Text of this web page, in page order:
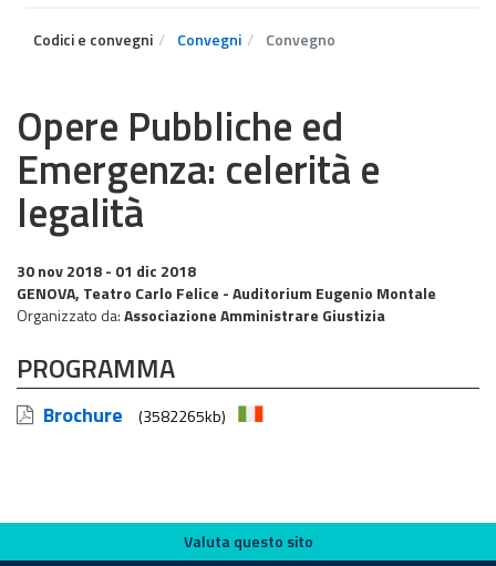
Codici e convegni Convegni Convegno
Opere Pubbliche ed
Emergenza: celerità e
legalità
30 nov 2018- 01 dic 2018
GENOVA, Teatro Carlo Felice - Auditorium Eugenio Montale
Organizzato da:Associazione Amministrare Giustizia
PROGRAMMA
Brochure (3582265kb)
Valuta questo sito
Valuta questo sito